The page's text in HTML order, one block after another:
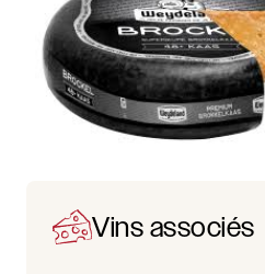
Vins associés